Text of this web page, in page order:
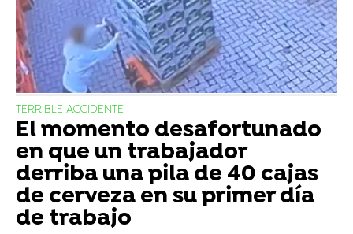
TERRIBLE ACCIDENTE
El momento desafortunado
en que un trabajador
derriba una pila de 40 cajas
de cerveza en su primer día
de trabajo